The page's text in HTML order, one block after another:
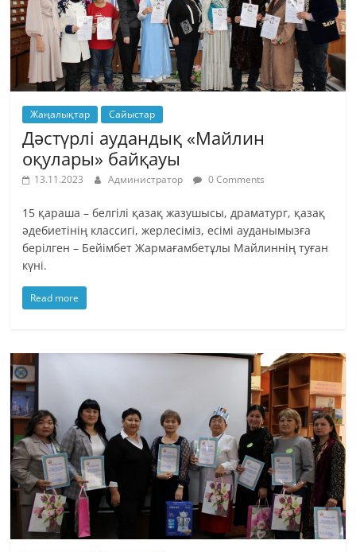
Жаңалықтар Сайыстар
Дәстүрлі аудандық «Майлин
оқулары» байқауы
13.11.2023 Администратор 0 Comments
15 қараша – белгілі қазақ жазушысы, драматург, қазақ
әдебиетінің классигі, жерлесіміз, есімі ауданымызға
берілген – Бейімбет Жармағамбетұлы Майлиннің туған
күні.
Read more